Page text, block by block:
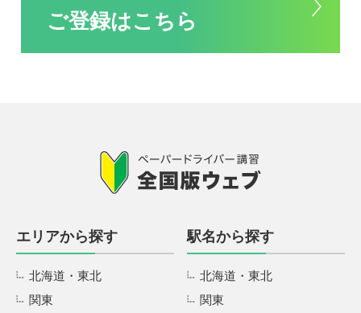
ご登録はこちら
エリアから探す
北海道・東北
関東
駅名から探す
北海道・東北
関東